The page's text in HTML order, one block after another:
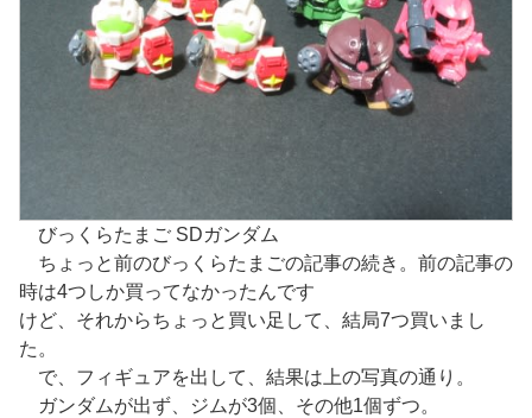
びっくらたまご SDガンダム
ちょっと前のびっくらたまごの記事の続き。前の記事の
時は4つしか買ってなかったんです
けど、それからちょっと買い足して、結局7つ買いまし
た。
で、フィギュアを出して、結果は上の写真の通り。
ガンダムが出ず、ジムが3個、その他1個ずつ。